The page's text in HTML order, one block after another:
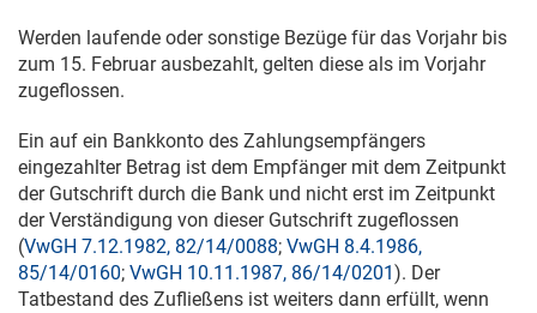
Werden laufende oder sonstige Bezüge für das Vorjahr bis
zum 15. Februar ausbezahlt, gelten diese als im Vorjahr
zugeflossen.
Ein auf ein Bankkonto des Zahlungsempfängers
eingezahlter Betrag ist dem Empfänger mit dem Zeitpunkt
der Gutschrift durch die Bank und nicht erst im Zeitpunkt
der Verständigung von dieser Gutschrift zugeflossen
(VwGH 7.12.1982, 82/14/0088; VwGH 8.4.1986,
85/14/0160; VwGH 10.11.1987, 86/14/0201). Der
Tatbestand des Zufließens ist weiters dann erfüllt, wenn